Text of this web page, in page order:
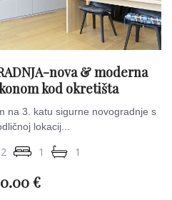
nova & moderna
kod okretišta
na 3. katu sigurne novogradnje s
lokacij...
1 1
€